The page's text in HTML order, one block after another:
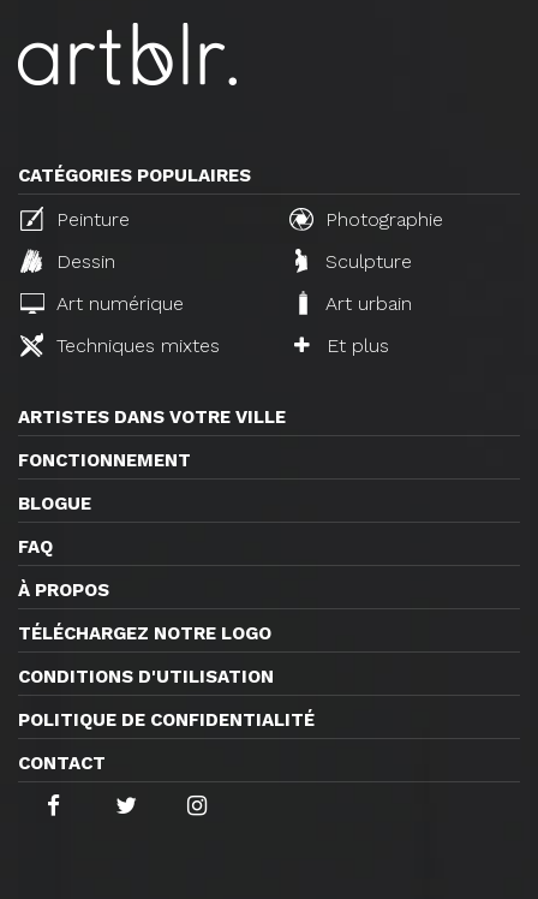
CATÉGORIES POPULAIRES
Peinture
Photographie
Dessin
Sculpture
Art numérique
Art urbain
Techniques mixtes
Et plus
ARTISTES DANS VOTRE VILLE
FONCTIONNEMENT
BLOGUE
FAQ
À PROPOS
TÉLÉCHARGEZ NOTRE LOGO
CONDITIONS D'UTILISATION
POLITIQUE DE CONFIDENTIALITÉ
CONTACT